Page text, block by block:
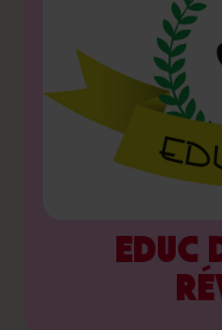
EDUC